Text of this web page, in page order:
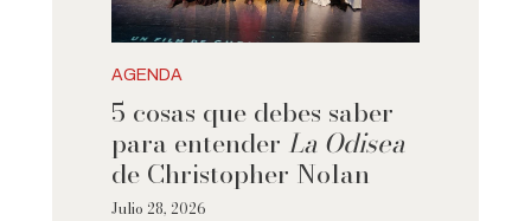
AGENDA
5 cosas que debes saber
para entender La Odisea
de Christopher Nolan
Julio 28, 2026